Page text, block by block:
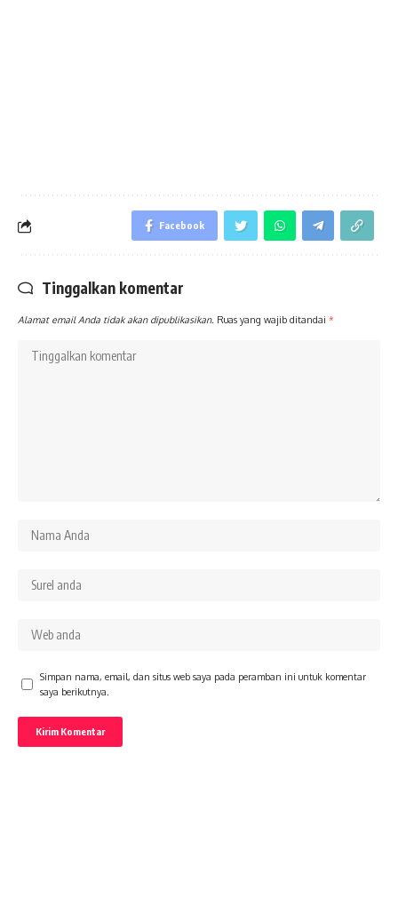
Facebook
Tinggalkan komentar
Alamat email Anda tidak akan dipublikasikan. Ruas yang wajib ditandai *
Simpan nama, email, dan situs web saya pada peramban ini untuk komentar
saya berikutnya.